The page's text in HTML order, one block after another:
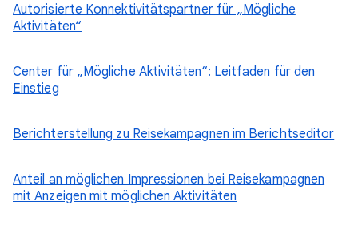
Autorisierte Konnektivitätspartner für „Mögliche
Aktivitäten“
Center für „Mögliche Aktivitäten“: Leitfaden für den
Einstieg
Berichterstellung zu Reisekampagnen im Berichtseditor
Anteil an möglichen Impressionen bei Reisekampagnen
mit Anzeigen mit möglichen Aktivitäten